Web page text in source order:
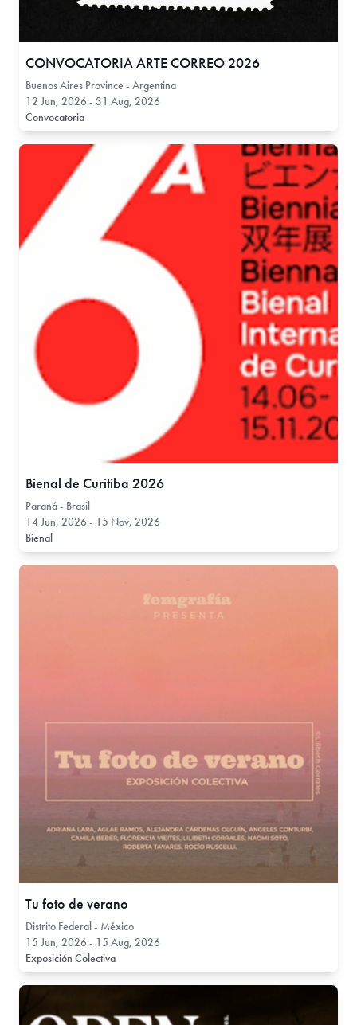
CONVOCATORIA ARTE CORREO 2026
Buenos Aires Province - Argentina
12 Jun, 2026 - 31 Aug, 2026
Convocatoria
Bienal de Curitiba 2026
Paraná - Brasil
14 Jun, 2026 - 15 Nov, 2026
Bienal
Tu foto de verano
Distrito Federal - México
15 Jun, 2026 - 15 Aug, 2026
Exposición Colectiva